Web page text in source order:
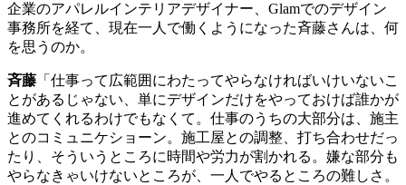
企業のアパレルインテリアデザイナー、 Glamでのデザイン
事務所を経て、現在一人で働くようになった斉藤さんは、何
を思うのか。
斉藤 「仕事って広範囲にわたってやらなければいけいないこ
とがあるじゃない、単にデザインだけをやっておけば誰かが
進めてくれるわけでもなくて。仕事のうちの大部分は、施主
とのコミュニケショーン。施工屋との調整、打ち合わせだっ
たり、そういうところに時間や労力が割かれる。嫌な部分も
やらなきゃいけないところが、一人でやるところの難しさ。